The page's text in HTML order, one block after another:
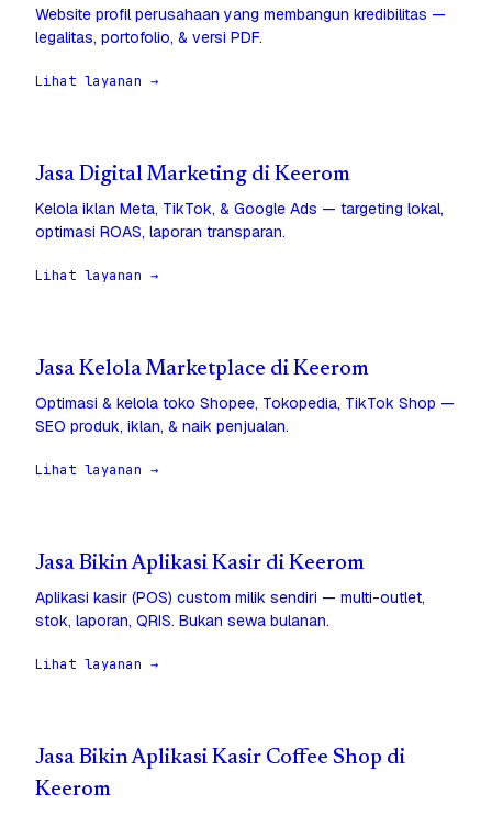
Website profil perusahaan yang membangun kredibilitas —
legalitas, portofolio, & versi PDF.
Lihat layanan →
Jasa Digital Marketing di Keerom
Kelola iklan Meta, TikTok, & Google Ads — targeting lokal,
optimasi ROAS, laporan transparan.
Lihat layanan →
Jasa Kelola Marketplace di Keerom
Optimasi & kelola toko Shopee, Tokopedia, TikTok Shop —
SEO produk, iklan, & naik penjualan.
Lihat layanan →
Jasa Bikin Aplikasi Kasir di Keerom
Aplikasi kasir (POS) custom milik sendiri — multi-outlet,
stok, laporan, QRIS. Bukan sewa bulanan.
Lihat layanan →
Jasa Bikin Aplikasi Kasir Coffee Shop di
Keerom